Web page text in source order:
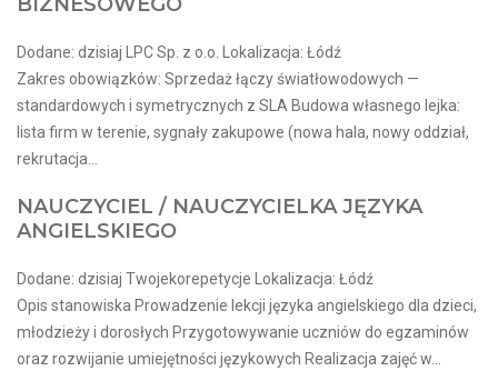
Dodane: dzisiaj LPC Sp. z o.o. Lokalizacja: Łódź
Zakres obowiązków: Sprzedaż łączy światłowodowych —
standardowych i symetrycznych z SLA Budowa własnego lejka:
lista firm w terenie, sygnały zakupowe (nowa hala, nowy oddział,
rekrutacja...
NAUCZYCIEL / NAUCZYCIELKA JĘZYKA
ANGIELSKIEGO
Dodane: dzisiaj Twojekorepetycje Lokalizacja: Łódź
Opis stanowiska Prowadzenie lekcji języka angielskiego dla dzieci,
młodzieży i dorosłych Przygotowywanie uczniów do egzaminów
oraz rozwijanie umiejętności językowych Realizacja zajęć w...